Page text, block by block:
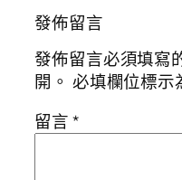
發佈留言
發佈留言必須填寫
開。 必填欄位標示
留言*